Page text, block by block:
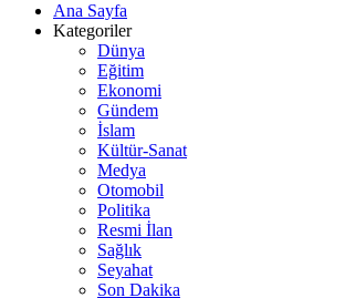
Ana Sayfa
Kategoriler
Dünya
Eğitim
Ekonomi
Gündem
İslam
Kültür-Sanat
Medya
Otomobil
Politika
Resmi İlan
Sağlık
Seyahat
Son Dakika